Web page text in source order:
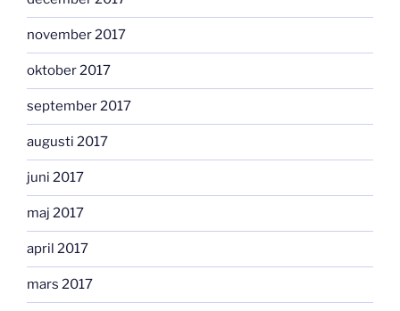
november 2017
oktober 2017
september 2017
augusti 2017
juni 2017
maj 2017
april 2017
mars 2017